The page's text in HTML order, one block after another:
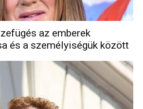
az emberek
és a személyiségük között